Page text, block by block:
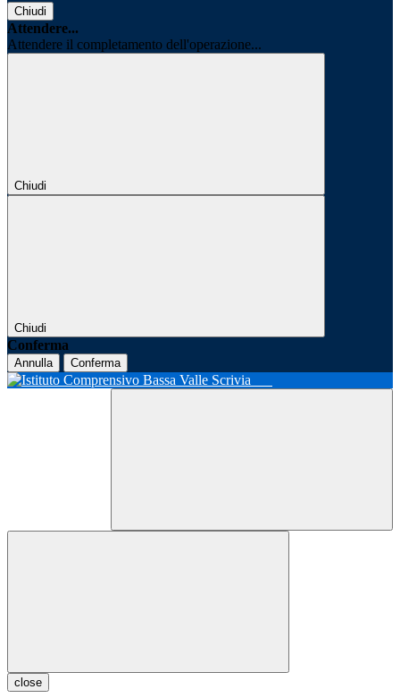
Chiudi
Attendere...
Attendere il completamento dell'operazione...
Chiudi
Chiudi
Conferma
Annulla Conferma
close